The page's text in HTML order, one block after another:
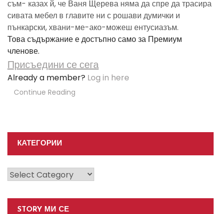
съм- казах й, че Ваня Щерева няма да спре да трасира
сивата мебел в главите ни с рошави думички и
пънкарски, хвани-ме-ако-можеш ентусиазъм.
Това съдържание е достъпно само за Премиум
членове.
Присъедини се сега
Already a member? Log in here
Continue Reading
КАТЕГОРИИ
Категории
STORY МИ СЕ